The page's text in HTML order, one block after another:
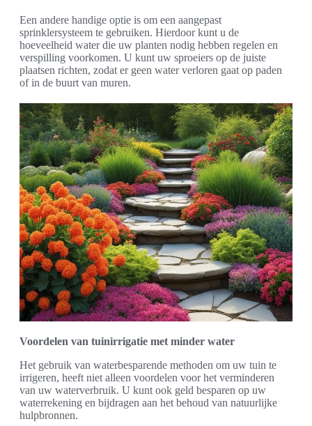
Een andere handige optie is om een aangepast
sprinklersysteem te gebruiken. Hierdoor kunt u de
hoeveelheid water die uw planten nodig hebben regelen en
verspilling voorkomen. U kunt uw sproeiers op de juiste
plaatsen richten, zodat er geen water verloren gaat op paden
of in de buurt van muren.
Voordelen van tuinirrigatie met minder water
Het gebruik van waterbesparende methoden om uw tuin te
irrigeren, heeft niet alleen voordelen voor het verminderen
van uw waterverbruik. U kunt ook geld besparen op uw
waterrekening en bijdragen aan het behoud van natuurlijke
hulpbronnen.